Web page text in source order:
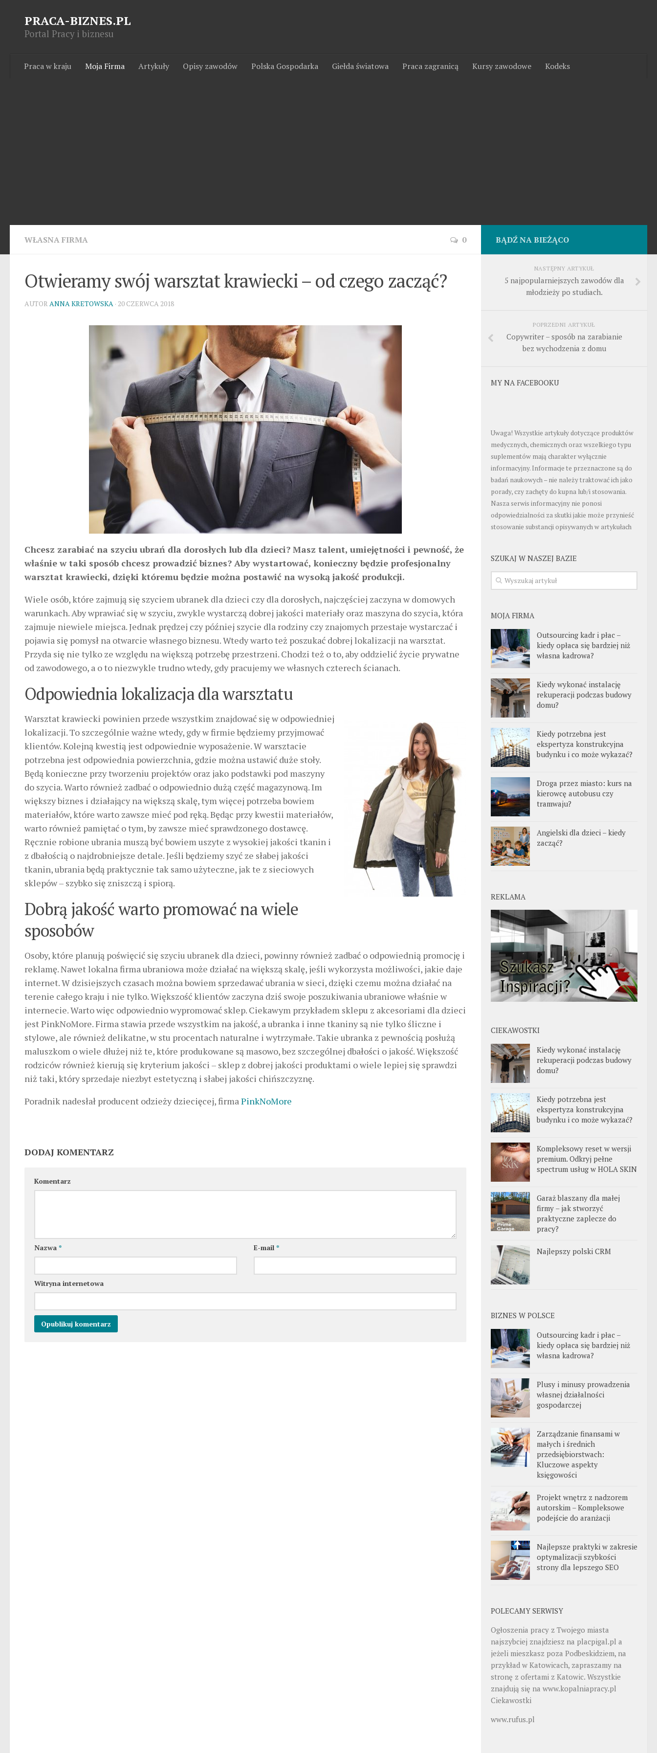
PRACA-BIZNES.PL
Portal Pracy i biznesu
Praca w kraju Moja Firma Artykuły Opisy zawodów Polska Gospodarka Giełda światowa Praca zagranicą Kursy zawodowe Kodeks
WŁASNA FIRMA 0
Otwieramy swój warsztat krawiecki – od czego zacząć?
AUTOR ANNA KRETOWSKA · 20 CZERWCA 2018
Chcesz zarabiać na szyciu ubrań dla dorosłych lub dla dzieci? Masz talent, umiejętności i pewność, że
właśnie w taki sposób chcesz prowadzić biznes? Aby wystartować, konieczny będzie profesjonalny
warsztat krawiecki, dzięki któremu będzie można postawić na wysoką jakość produkcji.
Wiele osób, które zajmują się szyciem ubranek dla dzieci czy dla dorosłych, najczęściej zaczyna w domowych
warunkach. Aby wprawiać się w szyciu, zwykle wystarczą dobrej jakości materiały oraz maszyna do szycia, która
zajmuje niewiele miejsca. Jednak prędzej czy później szycie dla rodziny czy znajomych przestaje wystarczać i
pojawia się pomysł na otwarcie własnego biznesu. Wtedy warto też poszukać dobrej lokalizacji na warsztat.
Przyda się nie tylko ze względu na większą potrzebę przestrzeni. Chodzi też o to, aby oddzielić życie prywatne
od zawodowego, a o to niezwykle trudno wtedy, gdy pracujemy we własnych czterech ścianach.
Odpowiednia lokalizacja dla warsztatu
Warsztat krawiecki powinien przede wszystkim znajdować się w odpowiedniej
lokalizacji. To szczególnie ważne wtedy, gdy w firmie będziemy przyjmować
klientów. Kolejną kwestią jest odpowiednie wyposażenie. W warsztacie
potrzebna jest odpowiednia powierzchnia, gdzie można ustawić duże stoły.
Będą konieczne przy tworzeniu projektów oraz jako podstawki pod maszyny
do szycia. Warto również zadbać o odpowiednio dużą część magazynową. Im
większy biznes i działający na większą skalę, tym więcej potrzeba bowiem
materiałów, które warto zawsze mieć pod ręką. Będąc przy kwestii materiałów,
warto również pamiętać o tym, by zawsze mieć sprawdzonego dostawcę.
Ręcznie robione ubrania muszą być bowiem uszyte z wysokiej jakości tkanin i
z dbałością o najdrobniejsze detale. Jeśli będziemy szyć ze słabej jakości
tkanin, ubrania będą praktycznie tak samo użyteczne, jak te z sieciowych
sklepów – szybko się zniszczą i spiorą.
Dobrą jakość warto promować na wiele
sposobów
Osoby, które planują poświęcić się szyciu ubranek dla dzieci, powinny również zadbać o odpowiednią promocję i
reklamę. Nawet lokalna firma ubraniowa może działać na większą skalę, jeśli wykorzysta możliwości, jakie daje
internet. W dzisiejszych czasach można bowiem sprzedawać ubrania w sieci, dzięki czemu można działać na
terenie całego kraju i nie tylko. Większość klientów zaczyna dziś swoje poszukiwania ubraniowe właśnie w
internecie. Warto więc odpowiednio wypromować sklep. Ciekawym przykładem sklepu z akcesoriami dla dzieci
jest PinkNoMore. Firma stawia przede wszystkim na jakość, a ubranka i inne tkaniny są nie tylko śliczne i
stylowe, ale również delikatne, w stu procentach naturalne i wytrzymałe. Takie ubranka z pewnością posłużą
maluszkom o wiele dłużej niż te, które produkowane są masowo, bez szczególnej dbałości o jakość. Większość
rodziców również kierują się kryterium jakości – sklep z dobrej jakości produktami o wiele lepiej się sprawdzi
niż taki, który sprzedaje niezbyt estetyczną i słabej jakości chińszczyznę.
Poradnik nadesłał producent odzieży dziecięcej, firmaPinkNoMore
DODAJ KOMENTARZ
Komentarz
Nazwa * E-mail*
Witryna internetowa
BĄDŹ NA BIEŻĄCO
NASTĘPNY ARTYKUŁ
5 najpopularniejszych zawodów dla
młodzieży po studiach.
POPRZEDNI ARTYKUŁ
Copywriter – sposób na zarabianie
bez wychodzenia z domu
MY NA FACEBOOKU
Uwaga! Wszystkie artykuły dotyczące produktów
medycznych, chemicznych oraz wszelkiego typu
suplementów mają charakter wyłącznie
informacyjny. Informacje te przeznaczone są do
badań naukowych – nie należy traktować ich jako
porady, czy zachęty do kupna lub/i stosowania.
Nasza serwis informacyjny nie ponosi
odpowiedzialności za skutki jakie może przynieść
stosowanie substancji opisywanych w artykułach
SZUKAJ W NASZEJ BAZIE
MOJA FIRMA
Outsourcing kadr i płac –
kiedy opłaca się bardziej niż
własna kadrowa?
Kiedy wykonać instalację
rekuperacji podczas budowy
domu?
Kiedy potrzebna jest
ekspertyza konstrukcyjna
budynku i co może wykazać?
Droga przez miasto: kurs na
kierowcę autobusu czy
tramwaju?
Angielski dla dzieci – kiedy
zacząć?
REKLAMA
CIEKAWOSTKI
Kiedy wykonać instalację
rekuperacji podczas budowy
domu?
Kiedy potrzebna jest
ekspertyza konstrukcyjna
budynku i co może wykazać?
Kompleksowy reset w wersji
premium. Odkryj pełne
spectrum usług w HOLA SKIN
Garaż blaszany dla małej
firmy – jak stworzyć
praktyczne zaplecze do
pracy?
Najlepszy polski CRM
BIZNES W POLSCE
Outsourcing kadr i płac –
kiedy opłaca się bardziej niż
własna kadrowa?
Plusy i minusy prowadzenia
własnej działalności
gospodarczej
Zarządzanie finansami w
małych i średnich
przedsiębiorstwach:
Kluczowe aspekty
księgowości
Projekt wnętrz z nadzorem
autorskim – Kompleksowe
podejście do aranżacji
Najlepsze praktyki w zakresie
optymalizacji szybkości
strony dla lepszego SEO
POLECAMY SERWISY
Ogłoszenia pracy z Twojego miasta
najszybciej znajdziesz na placpigal.pl a
jeżeli mieszkasz poza Podbeskidziem, na
przykład w Katowicach, zapraszamy na
stronę z ofertami z Katowic. Wszystkie
znajdują się na www.kopalniapracy.pl
Ciekawostki
www.rufus.pl